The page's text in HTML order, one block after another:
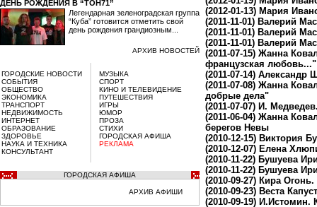
ДЕНЬ РОЖДЕНИЯ В “ТОН71”
Легендарная зеленоградская группа
“Куба” готовится отметить свой
день рождения грандиозным...
АРХИВ НОВОСТЕЙ
ГОРОДСКИЕ НОВОСТИ
СОБЫТИЯ
ОБЩЕСТВО
ЭКОНОМИКА
ТРАНСПОРТ
НЕДВИЖИМОСТЬ
ИНТЕРНЕТ
ОБРАЗОВАНИЕ
ЗДОРОВЬЕ
НАУКА И ТЕХНИКА
КОНСУЛЬТАНТ
МУЗЫКА
СПОРТ
КИНО И ТЕЛЕВИДЕНИЕ
ПУТЕШЕСТВИЯ
ИГРЫ
ЮМОР
ПРОЗА
СТИХИ
ГОРОДСКАЯ АФИША
РЕКЛАМА
ГОРОДСКАЯ АФИША
АРХИВ АФИШИ
(2012-01-13) Мария
(2011-11-01) Валерий
(2011-11-01) Валерий
(2011-11-01) Валерий
(2011-07-15) Жанна
французская любовь..."
(2011-07-14) Александр
(2011-07-08) Жанна
добрые дела"
(2011-07-07) И.
(2011-06-04) Жанна
берегов Невы
(2010-12-15) Виктория
(2010-12-07) Елена
(2010-11-22) Бушуева
(2010-11-22) Бушуева
(2010-09-27) Кира
(2010-09-23) Веста
(2010-09-19) И.Истомин.